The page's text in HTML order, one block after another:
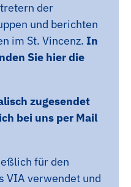
der
und berichten
im St. Vincenz. In
Sie hier die
zugesendet
bei uns per Mail
für den
VIA verwendet und